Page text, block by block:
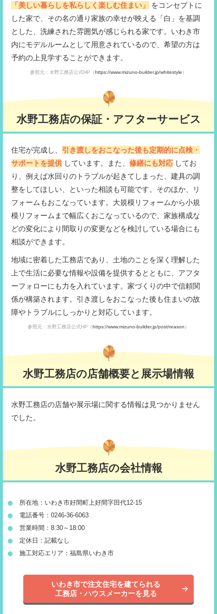
「美しい暮らしを私らしく楽しむ住まい」
をコンセプトに
した家で、その名の通り家族の幸せが映える「白」を基調
とした、洗練された雰囲気が感じられる家です。いわき市
内にモデルルームとして用意されているので、希望の方は
予約の上見学することができます。
参照元：水野工務店公式HP（https://www.mizuno-builder.jp/whitestyle ）
水野工務店の保証・アフターサービス
住宅が完成し、 引き渡しをおこなった後も定期的に点検・
サポートを提供 しています。また、修繕にも対応 してお
り、例えば水回りのトラブルが起きてしまった、建具の調
整をしてほしい、といった相談も可能です。そのほか、リ
フォームもおこなっています。大規模リフォームから小規
模リフォームまで幅広くおこなっているので、家族構成な
どの変化により間取りの変更などを検討している場合にも
相談ができます。
地域に密着した工務店であり、土地のことを深く理解した
上で生活に必要な情報や設備を提供するとともに、アフタ
ーフォローにも力を入れています。家づくりの中で信頼関
係が構築されます。引き渡しをおこなった後も住まいの故
障やトラブルにしっかりと対応しています。
参照元：水野工務店公式HP（https://www.mizuno-builder.jp/post/reason ）
水野工務店の店舗概要と展示場情報
水野工務店の店舗や展示場に関する情報は見つかりません
でした。
水野工務店の会社情報
所在地：いわき市好間町上好間字田代12-15
電話番号：0246-36-6063
営業時間：8:30～18:00
定休日：記載なし
施工対応エリア：福島県いわき市
いわき市で注文住宅を建てられる
工務店・ハウスメーカーを見る